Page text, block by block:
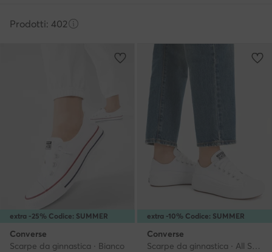
Prodotti: 402
extra -25% Codice: SUMMER
Converse
Scarpe da ginnastica · Bianco
extra -10% Codice: SUMMER
Converse
Scarpe da ginnastica · All Star · Bianco